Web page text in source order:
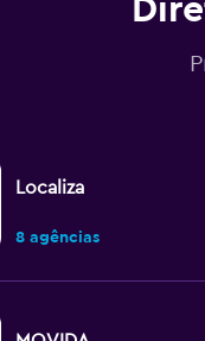
Localiza
8 agências